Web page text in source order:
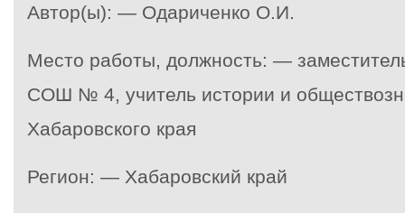
Автор(ы): — Одариченко О.И.
Место работы, должность: —
СОШ № 4, учитель истории и
Хабаровского края
Регион: — Хабаровский край